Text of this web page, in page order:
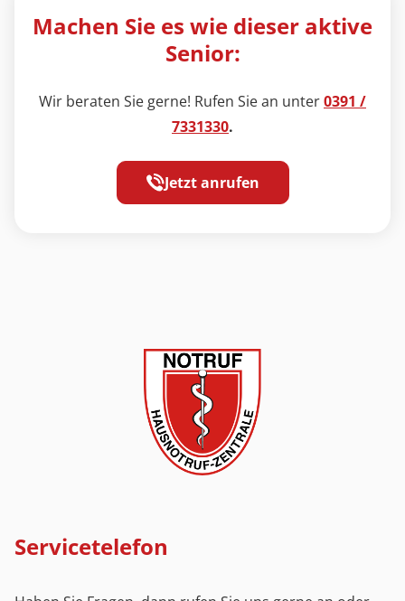
Machen Sie es wie dieser aktive
Senior:
Wir beraten Sie gerne! Rufen Sie an unter0391 /
7331330.
Jetzt anrufen
Servicetelefon